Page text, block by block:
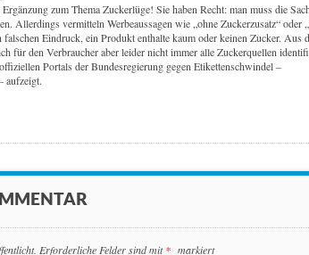
zum Thema Zuckerlüge! Sie haben Recht: man muss die
Allerdings vermitteln Werbeaussagen wie „ohne Zuckerzusatz“ oder
falschen Eindruck, ein Produkt enthalte kaum oder keinen Zucker. Aus
für den Verbraucher aber leider nicht immer alle Zuckerquellen
Portals der Bundesregierung gegen Etikettenschwindel –
aufzeigt.
Erforderliche Felder sind mit* markiert